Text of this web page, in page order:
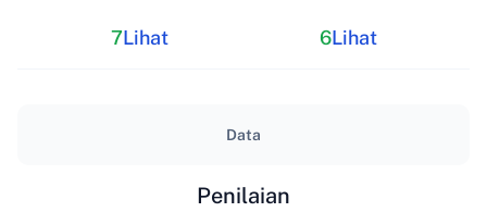
7Lihat 6Lihat
Data
Penilaian